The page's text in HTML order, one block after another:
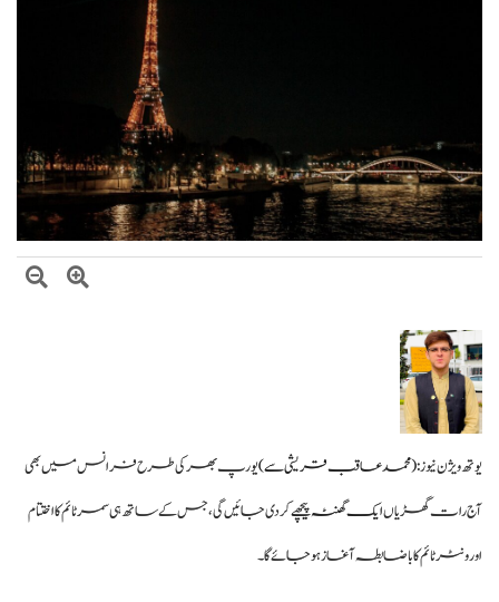
وزیراعظم شہباز شریف کا وفاقی وزارتوں اور ڈویژنز کی کارکردگی کا جامع جائزہ لینے کا
بلاول بھٹو کا آزاد کشمیر انتخابات پر دھاندلی کا الزام، ن لیگ پر سخت تنقید
یوتھ ویژن نیوز:(محمد عاقب قریشی سے)یورپ بھر کی طرح فرانس میں بھی
آج رات گھڑیاںایک گھنٹہ پیچھے کر دی جائیں گی، جس کے ساتھ ہی سمر ٹائم کا اختتام
اور ونٹر ٹائم کا باضابطہ آغاز ہو جائے گا۔